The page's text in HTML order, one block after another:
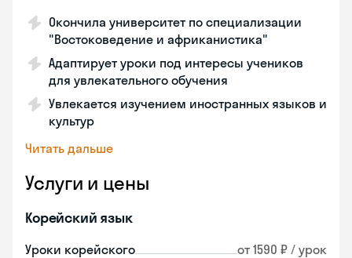
Окончила университет по специализации
"Востоковедение и африканистика"
Адаптирует уроки под интересы учеников
для увлекательного обучения
Увлекается изучением иностранных языков и
культур
Читать дальше
Услуги и цены
Корейский язык
Уроки корейского от 1590 ₽ / урок